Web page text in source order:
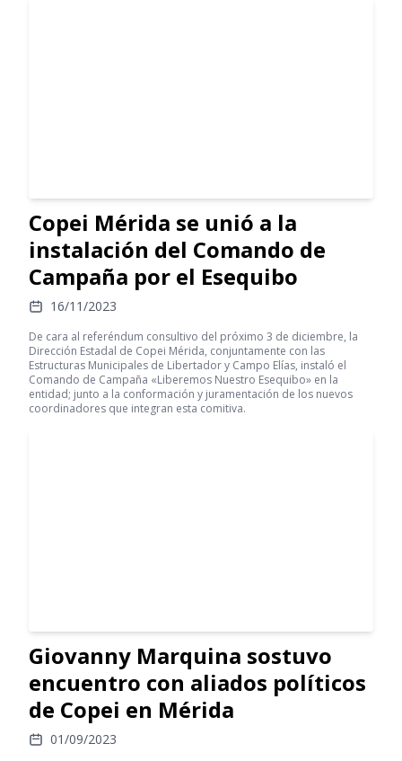
Copei Mérida se unió a la
instalación del Comando de
Campaña por el Esequibo
16/11/2023
De cara al referéndum consultivo del próximo 3 de diciembre, la
Dirección Estadal de Copei Mérida, conjuntamente con las
Estructuras Municipales de Libertador y Campo Elías, instaló el
Comando de Campaña «Liberemos Nuestro Esequibo» en la
entidad; junto a la conformación y juramentación de los nuevos
coordinadores que integran esta comitiva.
Giovanny Marquina sostuvo
encuentro con aliados políticos
de Copei en Mérida
01/09/2023